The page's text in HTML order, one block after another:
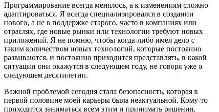
Программирование всегда менялось, а к изменениям сложно
адаптироваться. Я всегда специализировался в создании
нового, а не в поддержке старого, часто в компаниях или
отраслях, где новые рынки или технологии требуют новых
приложений. Я не помню, чтобы когда-либо имел дело с
таким количеством новых технологий, которые постоянно
развиваются, и постоянно приходится представлять, в какой
ситуации они окажутся в следующем году, не говоря уже о
следующем десятилетии.
Важной проблемой сегодня стала безопасность, которая в
первой половине моей карьеры была неактуальной. Кому-то
приходится заниматься всем этим и принимать решения,